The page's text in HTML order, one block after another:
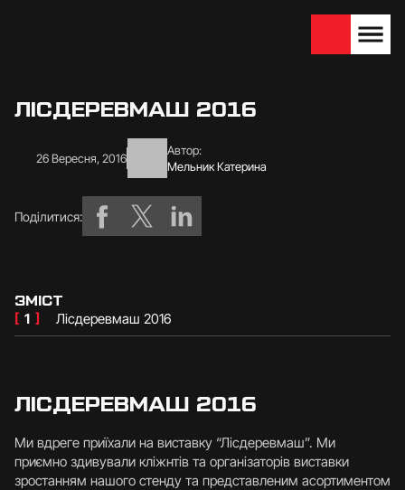
ЛІСДЕРЕВМАШ 2016
26 Вересня, 2016
Автор:
Мельник Катерина
Поділитися:
ЗМІСТ
[ 1 ] Лісдеревмаш 2016
ЛІСДЕРЕВМАШ 2016
Ми вдреге приїхали на виставку “Лісдеревмаш”. Ми
приємно здивували кліжнтів та організаторів виставки
зростанням нашого стенду та представленим асортиментом